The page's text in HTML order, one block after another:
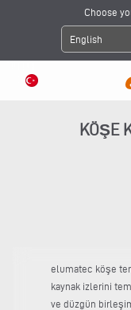
Choose
English
KÖŞE
elumatec köşe
kaynak izlerini
ve düzgün